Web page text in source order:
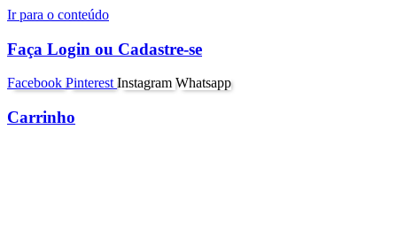
Ir para o conteúdo
Faça Login ou Cadastre-se
Facebook Pinterest Instagram Whatsapp
Carrinho